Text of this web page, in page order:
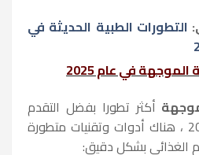
التطورات الطبية الحديثة في
في عام 2025
أكثر تطورا بفضل التقدم
التكنولوجي. في عام 2025 ، هناك أدوات وتقنيات متطورة
الغذائي بشكل دقيق: